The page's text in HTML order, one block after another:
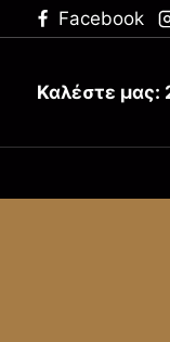
Facebook
Καλέστε μας: